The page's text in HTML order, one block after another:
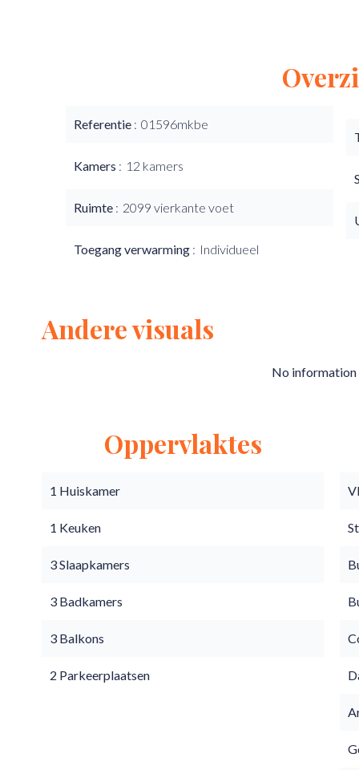
Referentie 01596mkbe
Kamers 12 kamers
Ruimte 2099 vierkante voet
Toegang verwarming Individueel
Andere visuals
No information
Oppervlaktes
1 Huiskamer
1 Keuken
3 Slaapkamers
3 Badkamers
3 Balkons
2 Parkeerplaatsen